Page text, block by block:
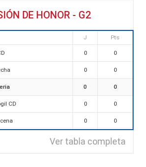
DE HONOR - G2
J Pts
0 0
0 0
0 0
CD 0 0
0 0
Ver tabla completa